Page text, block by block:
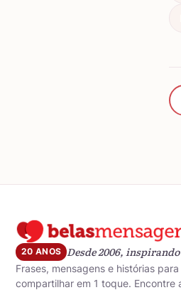
20 ANOS Desde 2006,
Frases, mensagens e histórias
compartilhar em 1 toque. Encontre